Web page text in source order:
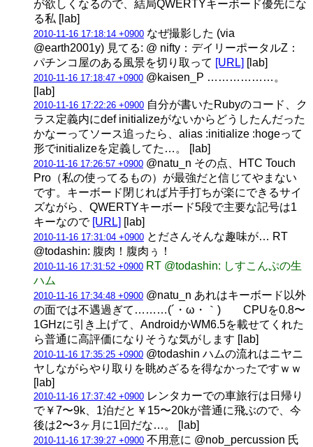
が欲しくなるので、結局QWERTYキーボード優先にな
る私 [lab]
2010-11-16 17:18:14 +0900 なぜ撮影した (via
@earth2001y) 見てる: @ nifty：デイリーポータルZ：
パチンコ屋のある風景を切り取って [URL] [lab]
2010-11-16 17:18:47 +0900 @kaisen_P ………………。
[lab]
2010-11-16 17:22:26 +0900 自分が書いたRubyのコード、ク
ラス定義内にdef initializeがないからどうしたんだった
かなーってソース追ったら、alias :initialize :hogeって
形でinitializeを定義してた…。 [lab]
2010-11-16 17:26:57 +0900 @natu_n その点、HTC Touch
Pro（私の使ってるもの）が最強だと信じてやまない
です。キーボード閉じれば片手打ちが楽にできるサイ
ズながら、QWERTYキーボード5段で主要な記号は1
キーなので [URL] [lab]
2010-11-16 17:31:04 +0900 とださんそんな趣味が… RT
@todashin: 腹肉！腹肉ぅ！
2010-11-16 17:31:52 +0900 RT @todashin: しすこんぷの生
ハム
2010-11-16 17:34:48 +0900 @natu_n あれはキーボード以外
の面では不遇過ぎて………(´・ω・｀) CPUを0.8〜
1GHzに引き上げて、AndroidかWM6.5を載せてくれた
ら普通に高評価になりそうな気がします [lab]
2010-11-16 17:35:25 +0900 @todashin ハムの流れはニヤニ
ヤしながらやり取りを眺めざるを得なかったですｗｗ
[lab]
2010-11-16 17:37:42 +0900 レンタカーでの車旅行は日帰り
で￥7〜9k、1泊だと￥15〜20kが普通に飛ぶので、今
後は2〜3ヶ月に1回だな…。 [lab]
2010-11-16 17:39:27 +0900 不用意に @nob_percussion 氏